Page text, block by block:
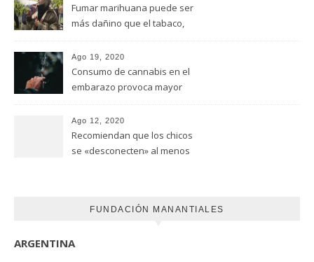
Fumar marihuana puede ser
más dañino que el tabaco,
Universidad de Ottawa
Ago 19, 2020
Consumo de cannabis en el
embarazo provoca mayor
(FUNDACION MANANTIALES)
Ago 12, 2020
Recomiendan que los chicos
se «desconecten» al menos
FUNDACIÓN MANANTIALES
ARGENTINA